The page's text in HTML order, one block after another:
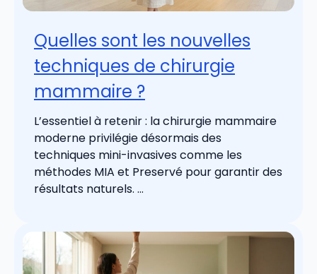
Quelles sont les nouvelles
techniques de chirurgie
mammaire ?
L’essentiel à retenir : la chirurgie mammaire
moderne privilégie désormais des
techniques mini-invasives comme les
méthodes MIA et Preservé pour garantir des
résultats naturels. ...